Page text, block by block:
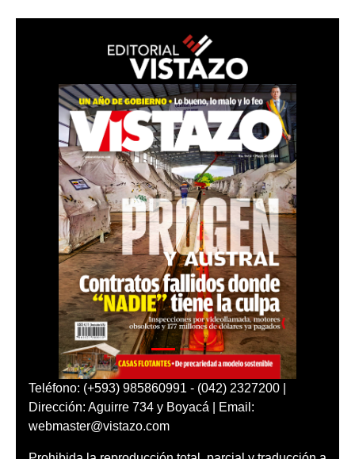
Teléfono: (+593) 985860991 - (042) 2327200 |
Dirección: Aguirre 734 y Boyacá | Email:
webmaster@vistazo.com